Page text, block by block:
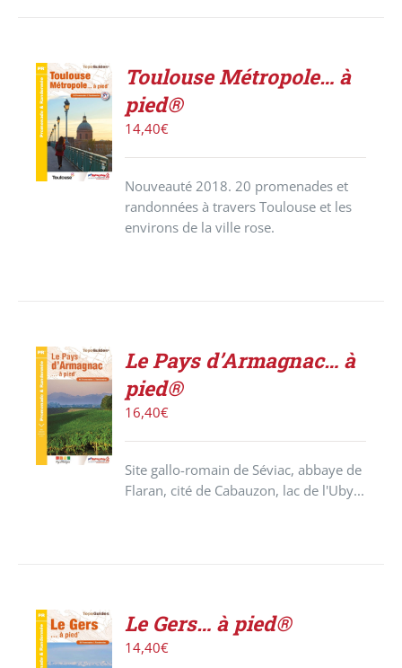
ACHETER
LE
PRODUIT
/
DÉTAILS
Toulouse Métropole… à
pied®
14,40€
Nouveauté 2018. 20 promenades et
randonnées à travers Toulouse et les
environs de la ville rose.
ACHETER
LE
PRODUIT
/
DÉTAILS
Le Pays d’Armagnac… à
pied®
16,40€
Site gallo-romain de Séviac, abbaye de
Flaran, cité de Cabauzon, lac de l'Uby...
AJOUTER
AU
Le Gers… à pied®
14,40€